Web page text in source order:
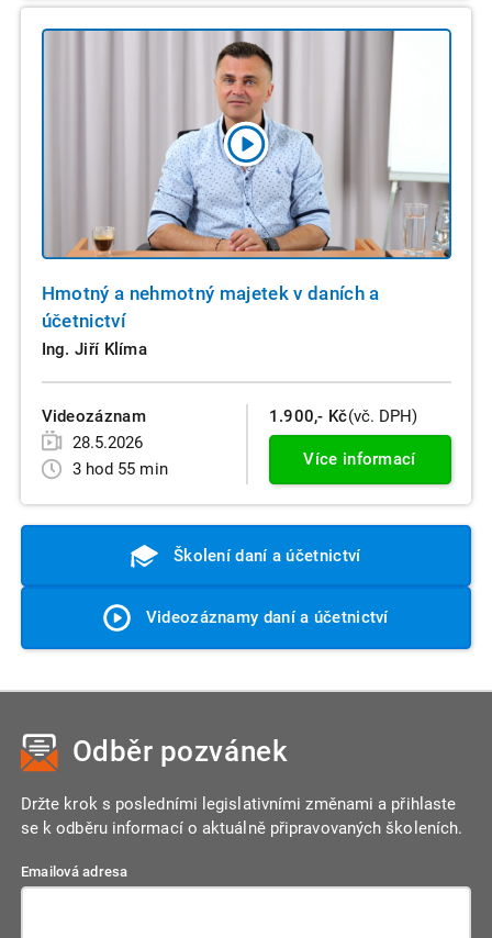
Hmotný a nehmotný majetek v daních a
účetnictví
Ing. Jiří Klíma
Videozáznam
28.5.2026
3 hod 55 min
1.900,- Kč(vč. DPH)
Více informací
Školení daní a účetnictví
Videozáznamy daní a účetnictví
Odběr pozvánek
Držte krok s posledními legislativními změnami a přihlaste
se k odběru informací o aktuálně připravovaných školeních.
Emailová adresa